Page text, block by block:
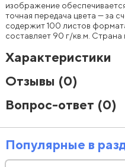
изображение
точная передача цвета — за
содержит 100 листов
составляет 90 г/кв.м. Страна
Характеристики
Отзывы (0)
Вопрос-ответ (0)
Популярные в